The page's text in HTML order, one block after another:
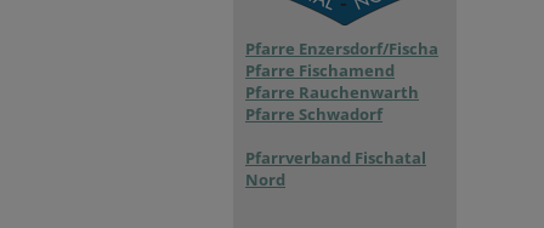
Pfarre Enzersdorf/Fischa
Pfarre Fischamend
Pfarre Rauchenwarth
Pfarre Schwadorf
Pfarrverband Fischatal
Nord